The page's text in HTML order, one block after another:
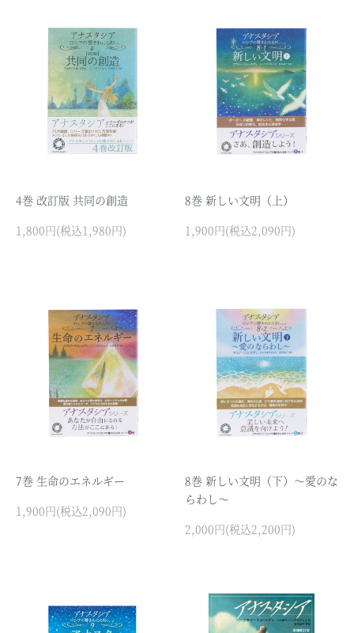
4巻 改訂版 共同の創造
1,800円(税込1,980円)
8巻 新しい文明（上）
1,900円(税込2,090円)
7巻 生命のエネルギー
1,900円(税込2,090円)
8巻 新しい文明（下）～愛のな
らわし～
2,000円(税込2,200円)